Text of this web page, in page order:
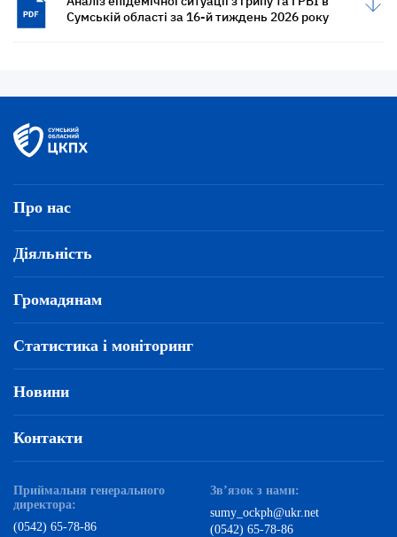
Сумській області за 16-й тиждень 2026 року
Про нас
Діяльність
Громадянам
Статистика і моніторинг
Новини
Контакти
Приймальня генерального
директора:
(0542) 65-78-86
Зв’язок з нами:
sumy_ockph@ukr.net
(0542) 65-78-86